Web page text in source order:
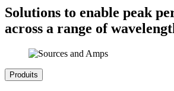
Solutions to enable peak
across a range of
Produits